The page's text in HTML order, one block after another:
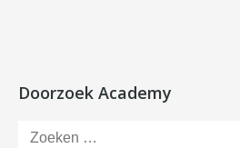
Doorzoek Academy